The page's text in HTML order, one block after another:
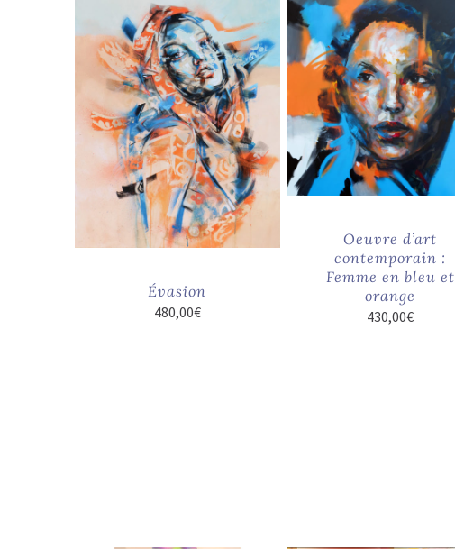
Évasion
480,00€
Oeuvre d’art
contemporain :
Femme en bleu et
orange
430,00€